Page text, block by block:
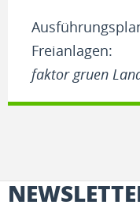
Freianlagen:
faktor gruen